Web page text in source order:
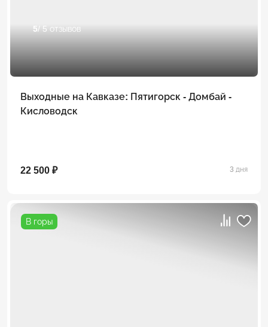
5/ 5 отзывов
Выходные на Кавказе: Пятигорск - Домбай -
Кисловодск
22 500 ₽ 3 дня
В горы